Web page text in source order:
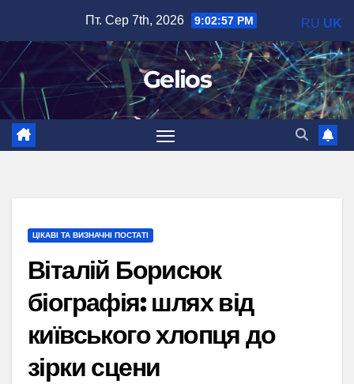
вмісту
Пт. Сер 7th, 2026 9:02:58 PM
Gelios
ЦІКАВІ ТА ВИЗНАЧНІ ПОСТАТІ
Віталій Борисюк
біографія: шлях від
київського хлопця до
зірки сцени
RU UK